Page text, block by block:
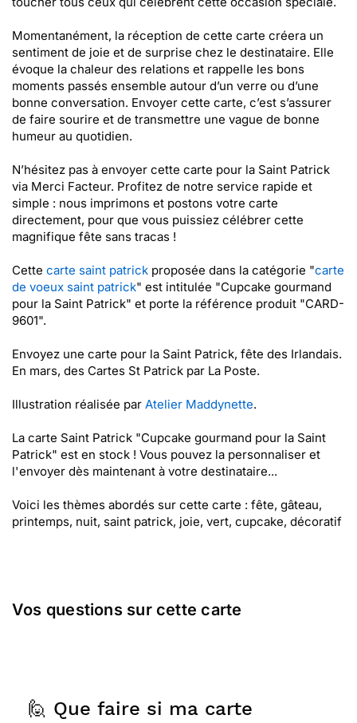
Momentanément, la réception de cette carte créera un
sentiment de joie et de surprise chez le destinataire. Elle
évoque la chaleur des relations et rappelle les bons
moments passés ensemble autour d’un verre ou d’une
bonne conversation. Envoyer cette carte, c’est s’assurer
de faire sourire et de transmettre une vague de bonne
humeur au quotidien.
N’hésitez pas à envoyer cette carte pour la Saint Patrick
via Merci Facteur. Profitez de notre service rapide et
simple : nous imprimons et postons votre carte
directement, pour que vous puissiez célébrer cette
magnifique fête sans tracas !
Cette carte saint patrick proposée dans la catégorie "carte
de voeux saint patrick" est intitulée "Cupcake gourmand
pour la Saint Patrick" et porte la référence produit "CARD-
9601".
Envoyez une carte pour la Saint Patrick, fête des Irlandais.
En mars, des Cartes St Patrick par La Poste.
Illustration réalisée par Atelier Maddynette.
La carte Saint Patrick "Cupcake gourmand pour la Saint
Patrick" est en stock ! Vous pouvez la personnaliser et
l'envoyer dès maintenant à votre destinataire...
Voici les thèmes abordés sur cette carte : fête, gâteau,
printemps, nuit, saint patrick, joie, vert, cupcake, décoratif
Vos questions sur cette carte
🙋 Que faire si ma carte